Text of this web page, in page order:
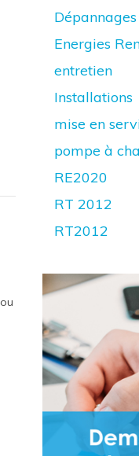
Dépannages
Energies
entretien
Installations
mise en
pompe à
RE2020
RT 2012
RT2012